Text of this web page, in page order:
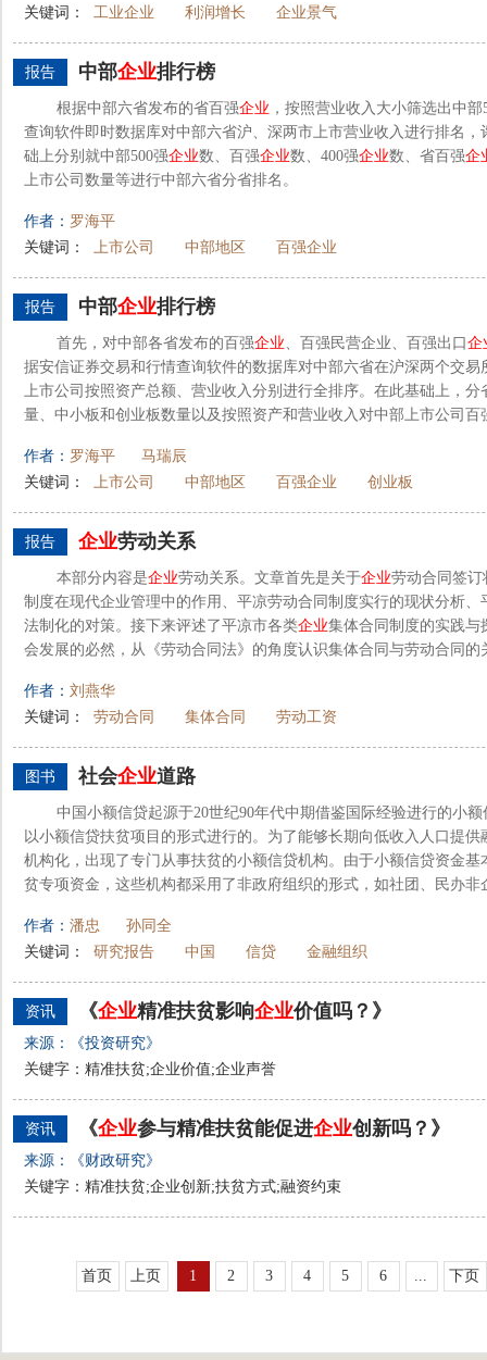
关键词：
工业企业 利润增长 企业景气
报告 中部企业排行榜
根据中部六省发布的省百强企业 ，按照营业收入大小筛选出中部
查询软件即时数据库对中部六省沪、深两市上市营业收入进行排名
础上分别就中部500强企业数、百强企业数、400强企业数、省百强企
上市公司数量等进行中部六省分省排名。
作者： 罗海平
关键词：
上市公司 中部地区 百强企业
报告 中部企业排行榜
首先，对中部各省发布的百强企业、百强民营企业、百强出口 企
据安信证券交易和行情查询软件的数据库对中部六省在沪深两个交
上市公司按照资产总额、营业收入分别进行全排序。在此基础上，分
量、中小板和创业板数量以及按照资产和营业收入对中部上市公司百
作者： 罗海平
马瑞辰
关键词：
上市公司 中部地区 百强企业 创业板
报告 企业劳动关系
本部分内容是企业劳动关系。文章首先是关于企业劳动合同签
制度在现代企业管理中的作用、平凉劳动合同制度实行的现状分析
法制化的对策。接下来评述了平凉市各类企业集体合同制度的实践与
会发展的必然，从《劳动合同法》的角度认识集体合同与劳动合同
作者： 刘燕华
关键词：
劳动合同 集体合同 劳动工资
图书 社会企业道路
中国小额信贷起源于20世纪90年代中期借鉴国际经验进行的小
以小额信贷扶贫项目的形式进行的。为了能够长期向低收入人口提
机构化，出现了专门从事扶贫的小额信贷机构。由于小额信贷资金
贫专项资金，这些机构都采用了非政府组织的形式，如社团、民办非
作者： 潘忠
孙同全
关键词：
研究报告 中国 信贷 金融组织
资讯 《企业精准扶贫影响企业价值吗？》
来源：《投资研究》
关键字：精准扶贫;企业价值;企业声誉
资讯 《企业参与精准扶贫能促进企业创新吗？》
来源：《财政研究》
关键字：精准扶贫;企业创新;扶贫方式;融资约束
首页 上页 1 2 3 4 5 6 ... 下页